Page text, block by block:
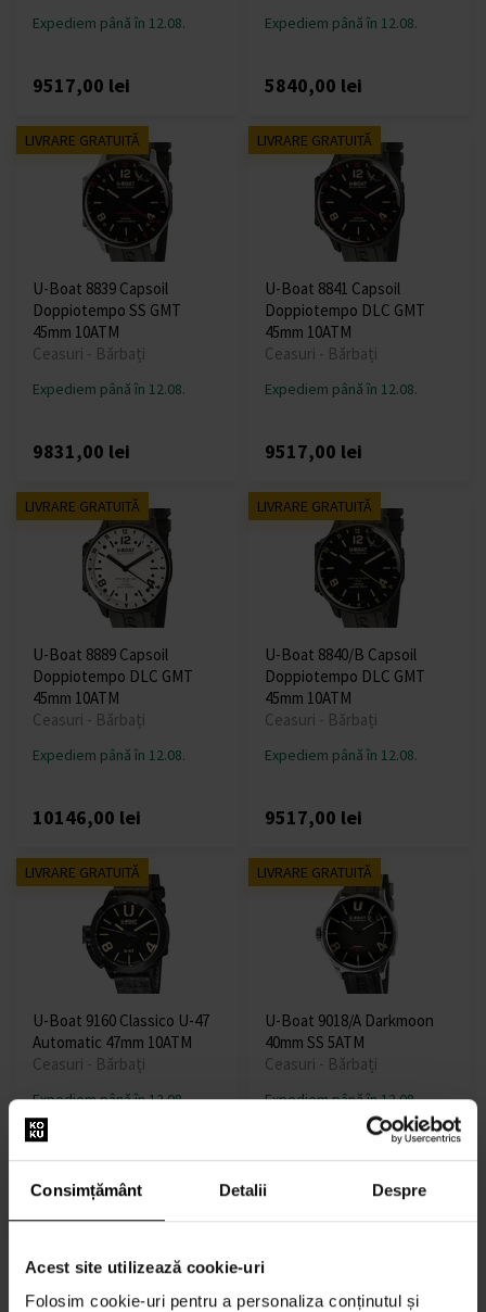
Consimțământ Detalii Despre
Acest site utilizează cookie-uri
Folosim cookie-uri pentru a personaliza conținutul și
Expediem până în 12.08.
9517,00 lei
Expediem până în 12.08.
5840,00 lei
LIVRARE GRATUITĂ
U-Boat 8839 Capsoil
Doppiotempo SS GMT
45mm 10ATM
Ceasuri - Bărbați
Expediem până în 12.08.
9831,00 lei
LIVRARE GRATUITĂ
U-Boat 8841 Capsoil
Doppiotempo DLC GMT
45mm 10ATM
Ceasuri - Bărbați
Expediem până în 12.08.
9517,00 lei
LIVRARE GRATUITĂ
U-Boat 8889 Capsoil
Doppiotempo DLC GMT
45mm 10ATM
Ceasuri - Bărbați
Expediem până în 12.08.
10146,00 lei
LIVRARE GRATUITĂ
U-Boat 8840/B Capsoil
Doppiotempo DLC GMT
45mm 10ATM
Ceasuri - Bărbați
Expediem până în 12.08.
9517,00 lei
LIVRARE GRATUITĂ
U-Boat 9160 Classico U-47
Automatic 47mm 10ATM
Ceasuri - Bărbați
Expediem până în 12.08.
9084,00 lei
LIVRARE GRATUITĂ
U-Boat 9018/A Darkmoon
40mm SS 5ATM
Ceasuri - Bărbați
Expediem până în 12.08.
5840,00 lei
LIVRARE GRATUITĂ LIVRARE GRATUITĂ